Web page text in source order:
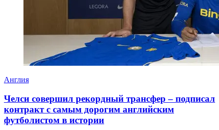
Англия
Челси совершил рекордный трансфер – подписал
контракт с самым дорогим английским
футболистом в истории